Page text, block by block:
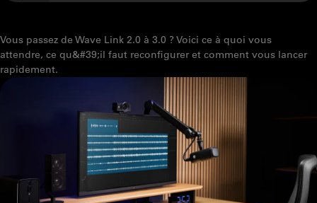
Vous passez de Wave Link 2.0 à 3.0 ? Voici ce à quoi vous
attendre, ce qu&#39;il faut reconfigurer et comment vous lancer
rapidement.